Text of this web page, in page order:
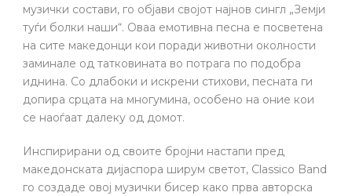
музички состави, го објави својот најнов сингл „Земји
туѓи болки наши“. Оваа емотивна песна е посветена
на сите македонци кои поради животни околности
заминале од татковината во потрага по подобра
иднина. Со длабоки и искрени стихови, песната ги
допира срцата на многумина, особено на оние кои
се наоѓаат далеку од домот.
Инспирирани од своите бројни настапи пред
македонската дијаспора ширум светот, Classico Band
го создаде овој музички бисер како прва авторска